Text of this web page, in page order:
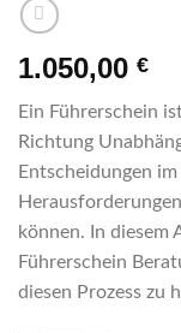
1.050,00 €
Ein Führerschein
Richtung
Entscheidungen
können. In diesem
Führerschein
diesen Prozess zu